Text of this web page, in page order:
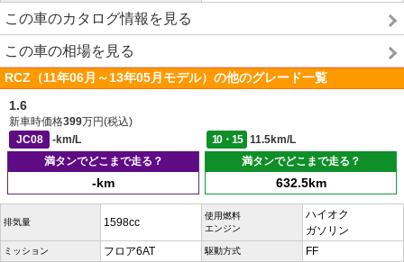
この車のカタログ情報を見る
この車の相場を見る
RCZ（11年06月～13年05月モデル）の他のグレード一覧
1.6
新車時価格399万円(税込)
JC08
-km/L 10・15
11.5km/L
満タンでどこまで走る？
-km
満タンでどこまで走る？
632.5km
排気量 1598cc
使用燃料
エンジン
ハイオク
ガソリン
ミッション フロア6AT 駆動方式 FF